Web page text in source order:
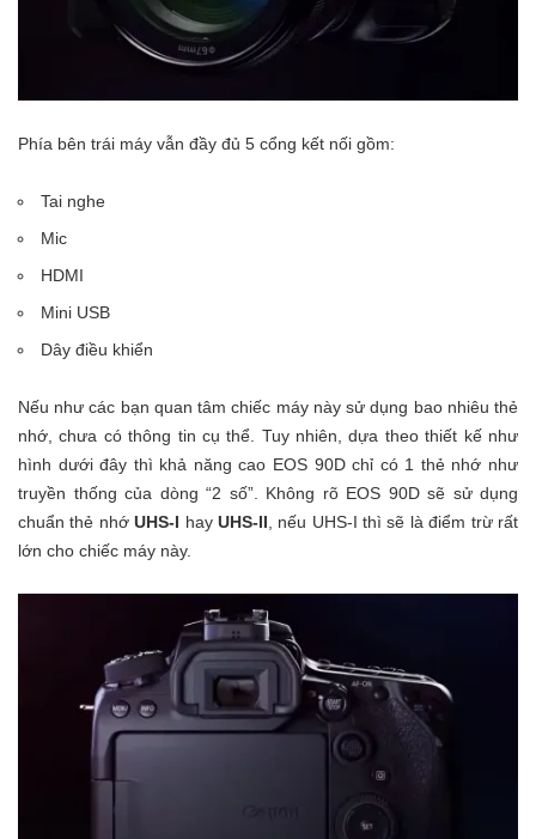
Phía bên trái máy vẫn đầy đủ 5 cổng kết nối gồm:
Tai nghe
Mic
HDMI
Mini USB
Dây điều khiển
Nếu như các bạn quan tâm chiếc máy này sử dụng bao nhiêu thẻ
nhớ, chưa có thông tin cụ thể. Tuy nhiên, dựa theo thiết kế như
hình dưới đây thì khả năng cao EOS 90D chỉ có 1 thẻ nhớ như
truyền thống của dòng “2 số”. Không rõ EOS 90D sẽ sử dụng
chuẩn thẻ nhớUHS-I hay UHS-II , nếu UHS-I thì sẽ là điểm trừ rất
lớn cho chiếc máy này.